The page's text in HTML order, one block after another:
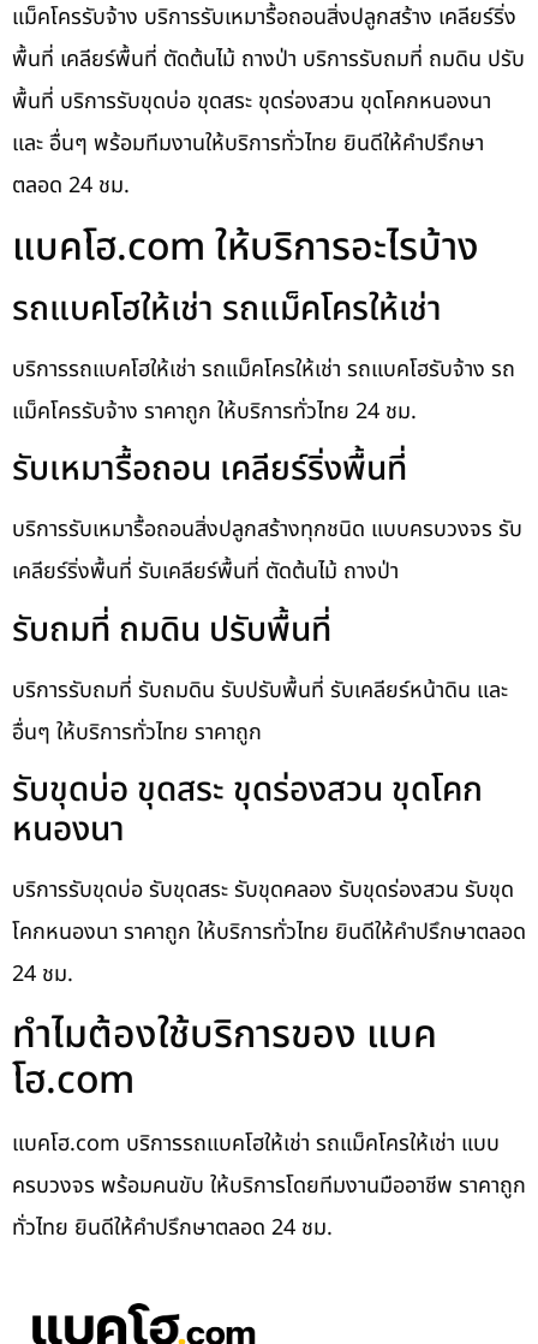
แม็คโครรับจ้าง บริการรับเหมารื้อถอนสิ่งปลูกสร้าง เคลียร์ริ่ง
พื้นที่ เคลียร์พื้นที่ ตัดต้นไม้ ถางป่า บริการรับถมที่ ถมดิน ปรับ
พื้นที่ บริการรับขุดบ่อ ขุดสระ ขุดร่องสวน ขุดโคกหนองนา
และ อื่นๆ พร้อมทีมงานให้บริการทั่วไทย ยินดีให้คำปรึกษา
ตลอด 24 ชม.
แบคโฮ.com ให้บริการอะไรบ้าง
รถแบคโฮให้เช่า รถแม็คโครให้เช่า
บริการรถแบคโฮให้เช่า รถแม็คโครให้เช่า รถแบคโฮรับจ้าง รถ
แม็คโครรับจ้าง ราคาถูก ให้บริการทั่วไทย 24 ชม.
รับเหมารื้อถอน เคลียร์ริ่งพื้นที่
บริการรับเหมารื้อถอนสิ่งปลูกสร้างทุกชนิด แบบครบวงจร รับ
เคลียร์ริ่งพื้นที่ รับเคลียร์พื้นที่ ตัดต้นไม้ ถางป่า
รับถมที่ ถมดิน ปรับพื้นที่
บริการรับถมที่ รับถมดิน รับปรับพื้นที่ รับเคลียร์หน้าดิน และ
อื่นๆ ให้บริการทั่วไทย ราคาถูก
รับขุดบ่อ ขุดสระ ขุดร่องสวน ขุดโคก
หนองนา
บริการรับขุดบ่อ รับขุดสระ รับขุดคลอง รับขุดร่องสวน รับขุด
โคกหนองนา ราคาถูก ให้บริการทั่วไทย ยินดีให้คำปรึกษาตลอด
24 ชม.
ทำไมต้องใช้บริการของ แบค
โฮ.com
แบคโฮ.com บริการรถแบคโฮให้เช่า รถแม็คโครให้เช่า แบบ
ครบวงจร พร้อมคนขับ ให้บริการโดยทีมงานมืออาชีพ ราคาถูก
ทั่วไทย ยินดีให้คำปรึกษาตลอด 24 ชม.